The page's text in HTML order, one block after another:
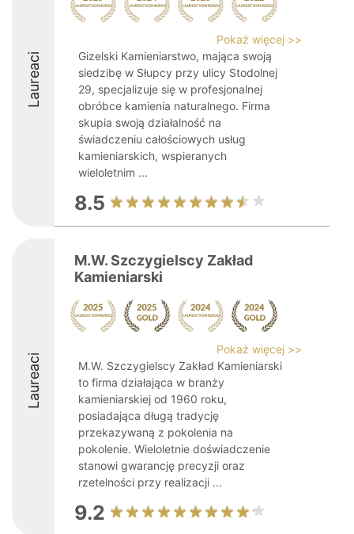
Laureaci
Pokaż więcej >>
Gizelski Kamieniarstwo, mająca swoją
siedzibę w Słupcy przy ulicy Stodolnej
29, specjalizuje się w profesjonalnej
obróbce kamienia naturalnego. Firma
skupia swoją działalność na
świadczeniu całościowych usług
kamieniarskich, wspieranych
wieloletnim ...
8.5
Laureaci
M.W. Szczygielscy Zakład
Kamieniarski
Pokaż więcej >>
M.W. Szczygielscy Zakład Kamieniarski
to firma działająca w branży
kamieniarskiej od 1960 roku,
posiadająca długą tradycję
przekazywaną z pokolenia na
pokolenie. Wieloletnie doświadczenie
stanowi gwarancję precyzji oraz
rzetelności przy realizacji ...
9.2